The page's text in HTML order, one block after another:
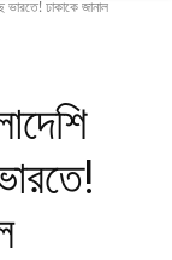
ভারতে! ঢাকাকে জানাল